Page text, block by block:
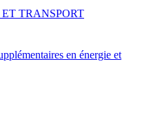
en énergie et
TRANSPORT